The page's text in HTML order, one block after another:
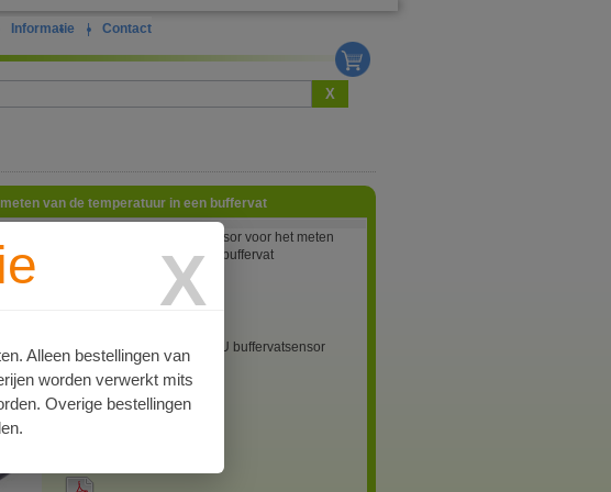
Informatie | Contact
X
X
Alleen bestellingen van
worden verwerkt mits
Overige bestellingen
van de temperatuur in een buffervat
Panasonic temperatuursensor voor het meten
van de temperatuur in een buffervat
Panasonic PAW-A2W-TSBU buffervatsensor
Merk